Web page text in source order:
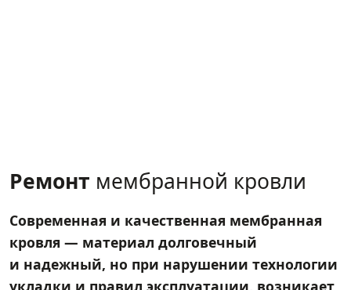
Ремонт мембранной кровли
Современная и качественная мембранная
кровля — материал долговечный
и надежный, но при нарушении технологии
укладки и правил эксплуатации, возникает